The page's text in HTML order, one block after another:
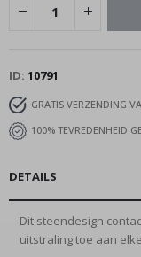
ID 10791
GRATIS VERZENDING
100% TEVREDENHEID
DETAILS
Dit steendesign
uitstraling toe aan